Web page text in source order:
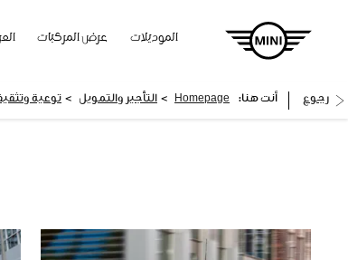
الموديلات عرض المركبات
رجوع أنت هنا: Homepage
> التأجير والتمويل > توعية